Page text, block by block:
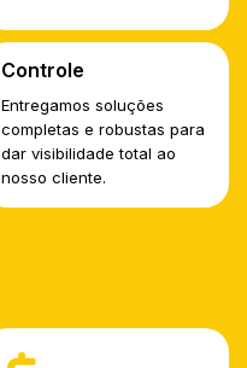
Controle
Entregamos soluções
completas e robustas para
dar visibilidade total ao
nosso cliente.